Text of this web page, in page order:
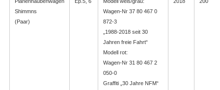
Shimmns
(Paar)
Wagen-Nr 37 80 467 0
872-3
„1988-2018 seit 30
Jahren freie Fahrt“
Modell rot:
Wagen-Nr 31 80 467 2
050-0
Graffiti „30 Jahre NFM“